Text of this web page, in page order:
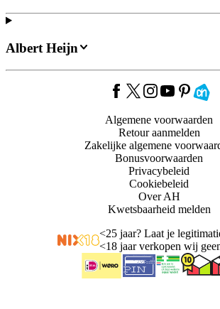
Albert Heijn
Algemene voorwaarden
Retour aanmelden
Zakelijke algemene
Bonusvoorwaarden
Privacybeleid
Cookiebeleid
Over AH
Kwetsbaarheid melden
<25 jaar? Laat je
<18 jaar verkopen wij